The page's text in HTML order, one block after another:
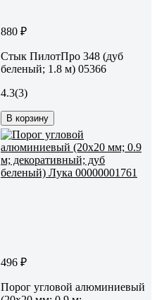
880 ₽
Стык ПилотПро 348 (дуб
беленый; 1.8 м) 05366
4.3(3)
В корзину
496 ₽
Порог угловой алюминиевый